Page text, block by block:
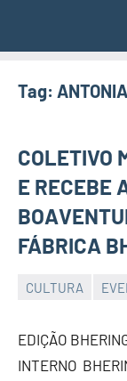
Tag:
COLETIVO
E RECEBE
FÁBRICA
CULTURA
GRANDE
DO
EDIÇÃO
INTERNO